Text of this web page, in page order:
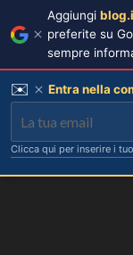
Aggiungi
preferite su
sempre
✉️ Entra nella
Clicca qui per inserire i